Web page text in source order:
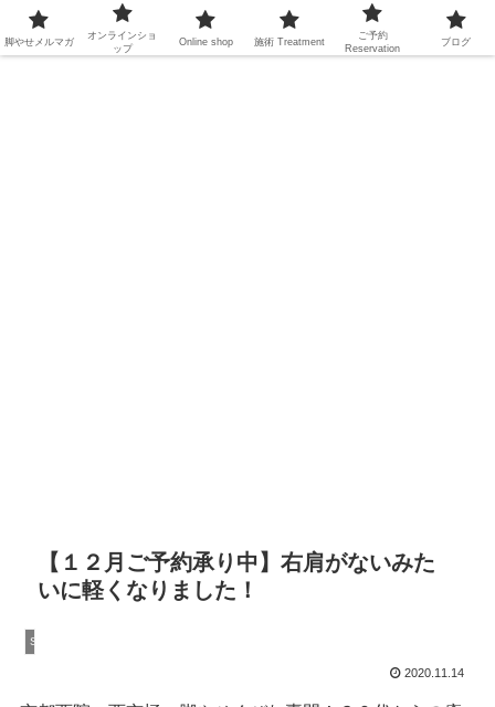
【１２月ご予約承り中】右肩がないみた
いに軽くなりました！
Spa
2020.11.14
脚やせメルマガ
オンラインショ
ップ
Online shop 施術Treatment
ご予約
Reservation
ブログ